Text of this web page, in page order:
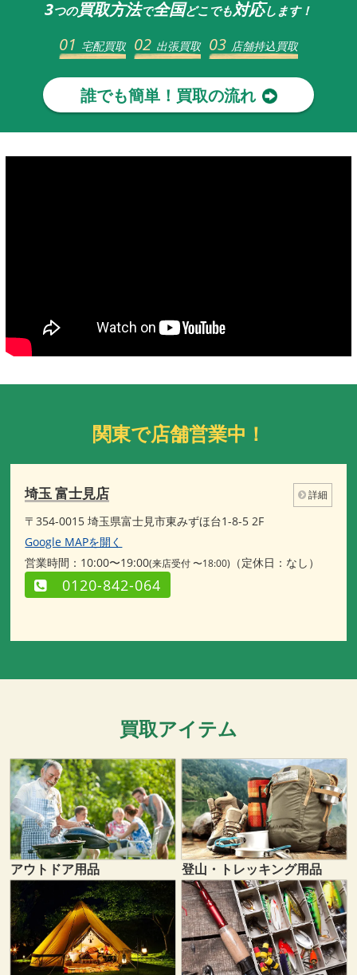
3つの買取方法で全国どこでも対応します！
01 宅配買取 02 出張買取 03 店舗持込買取
誰でも簡単！買取の流れ
関東で店舗営業中！
埼玉 富士見店 詳細
〒354-0015 埼玉県富士見市東みずほ台1-8-5 2F
Google MAPを開く
営業時間：10:00〜19:00(来店受付 〜18:00) （定休日：なし）
0120-842-064
買取アイテム
アウトドア用品 登山・トレッキング用品